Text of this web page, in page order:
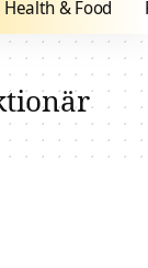
Health & Food